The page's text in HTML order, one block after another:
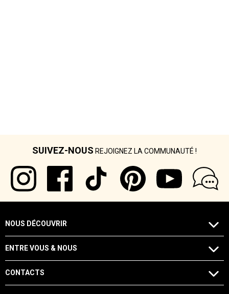
SUIVEZ-NOUS REJOIGNEZ LA COMMUNAUTÉ !
NOUS DÉCOUVRIR
ENTRE VOUS & NOUS
CONTACTS